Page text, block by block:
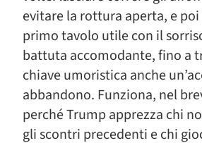
evitare la rottura aperta, e
primo tavolo utile con il
battuta accomodante, fino a
chiave umoristica anche
abbandono. Funziona, nel
perché Trump apprezza chi
gli scontri precedenti e chi